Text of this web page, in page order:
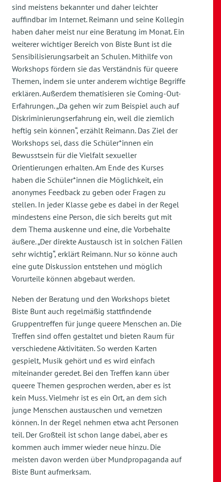
sind meistens bekannter und daher leichter
auffindbar im Internet. Reimann und seine Kollegin
haben daher meist nur eine Beratung im Monat. Ein
weiterer wichtiger Bereich von Biste Bunt ist die
Sensibilisierungsarbeit an Schulen. Mithilfe von
Workshops fördern sie das Verständnis für queere
Themen, indem sie unter anderem wichtige Begriffe
erklären. Außerdem thematisieren sie Coming-Out-
Erfahrungen. „Da gehen wir zum Beispiel auch auf
Diskriminierungserfahrung ein, weil die ziemlich
heftig sein können“, erzählt Reimann. Das Ziel der
Workshops sei, dass die Schüler*innen ein
Bewusstsein für die Vielfalt sexueller
Orientierungen erhalten. Am Ende des Kurses
haben die Schüler*innen die Möglichkeit, ein
anonymes Feedback zu geben oder Fragen zu
stellen. In jeder Klasse gebe es dabei in der Regel
mindestens eine Person, die sich bereits gut mit
dem Thema auskenne und eine, die Vorbehalte
äußere. „Der direkte Austausch ist in solchen Fällen
sehr wichtig“, erklärt Reimann. Nur so könne auch
eine gute Diskussion entstehen und möglich
Vorurteile können abgebaut werden.
Neben der Beratung und den Workshops bietet
Biste Bunt auch regelmäßig stattfindende
Gruppentreffen für junge queere Menschen an. Die
Treffen sind offen gestaltet und bieten Raum für
verschiedene Aktivitäten. So werden Karten
gespielt, Musik gehört und es wird einfach
miteinander geredet. Bei den Treffen kann über
queere Themen gesprochen werden, aber es ist
kein Muss. Vielmehr ist es ein Ort, an dem sich
junge Menschen austauschen und vernetzen
können. In der Regel nehmen etwa acht Personen
teil. Der Großteil ist schon lange dabei, aber es
kommen auch immer wieder neue hinzu. Die
meisten davon werden über Mundpropaganda auf
Biste Bunt aufmerksam.